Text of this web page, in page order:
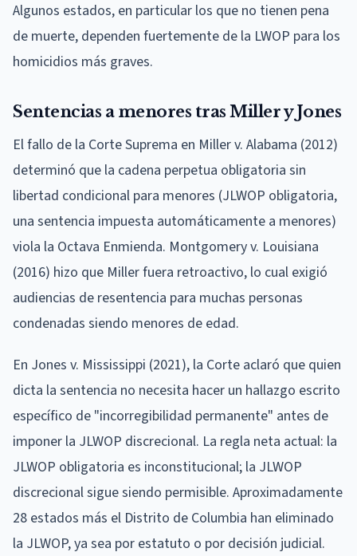
Algunos estados, en particular los que no tienen pena
de muerte, dependen fuertemente de la LWOP para los
homicidios más graves.
Sentencias a menores tras Miller y Jones
El fallo de la Corte Suprema en Miller v. Alabama (2012)
determinó que la cadena perpetua obligatoria sin
libertad condicional para menores (JLWOP obligatoria,
una sentencia impuesta automáticamente a menores)
viola la Octava Enmienda. Montgomery v. Louisiana
(2016) hizo que Miller fuera retroactivo, lo cual exigió
audiencias de resentencia para muchas personas
condenadas siendo menores de edad.
En Jones v. Mississippi (2021), la Corte aclaró que quien
dicta la sentencia no necesita hacer un hallazgo escrito
específico de "incorregibilidad permanente" antes de
imponer la JLWOP discrecional. La regla neta actual: la
JLWOP obligatoria es inconstitucional; la JLWOP
discrecional sigue siendo permisible. Aproximadamente
28 estados más el Distrito de Columbia han eliminado
la JLWOP, ya sea por estatuto o por decisión judicial.